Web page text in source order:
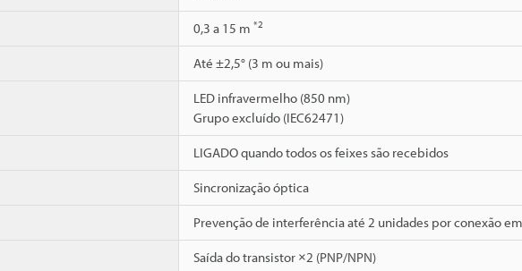
0,3 a 15 m *2
Até ±2,5° (3 m ou mais)
LED infravermelho (850 nm)
Grupo excluído (IEC62471)
LIGADO quando todos os feixes são recebidos
Sincronização óptica
Prevenção de interferência até 2 unidades por conexão
Saída do transistor ×2 (PNP/NPN)